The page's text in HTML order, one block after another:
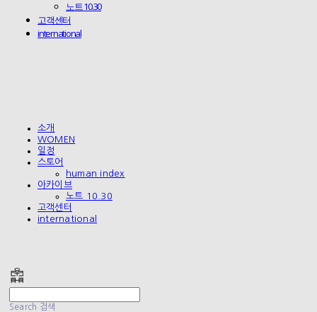
노트 10.30
고객센터
international
소개
WOMEN
일정
스토어
human index
아카이브
노트 10.30
고객센터
international
Search 검색